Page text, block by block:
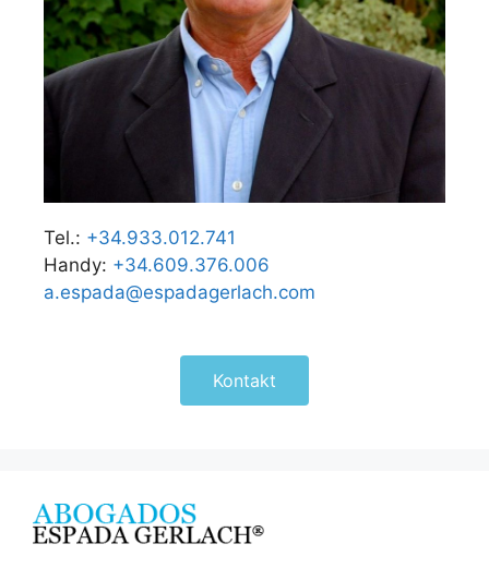
Tel.: +34.933.012.741
Handy: +34.609.376.006
a.espada@espadagerlach.com
Kontakt